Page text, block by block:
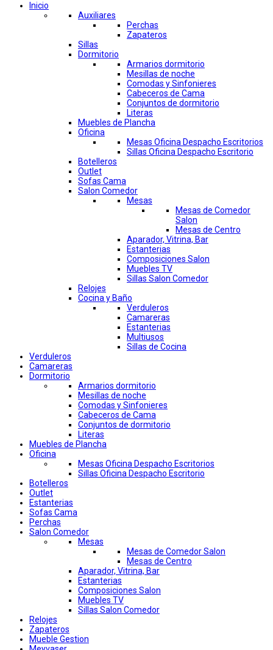
Inicio
Auxiliares
Perchas
Zapateros
Sillas
Dormitorio
Armarios dormitorio
Mesillas de noche
Comodas y Sinfonieres
Cabeceros de Cama
Conjuntos de dormitorio
Literas
Muebles de Plancha
Oficina
Mesas Oficina Despacho Escritorios
Sillas Oficina Despacho Escritorio
Botelleros
Outlet
Sofas Cama
Salon Comedor
Mesas
Mesas de Comedor
Salon
Mesas de Centro
Aparador, Vitrina, Bar
Estanterias
Composiciones Salon
Muebles TV
Sillas Salon Comedor
Relojes
Cocina y Baño
Verduleros
Camareras
Estanterias
Multiusos
Sillas de Cocina
Verduleros
Camareras
Dormitorio
Armarios dormitorio
Mesillas de noche
Comodas y Sinfonieres
Cabeceros de Cama
Conjuntos de dormitorio
Literas
Muebles de Plancha
Oficina
Mesas Oficina Despacho Escritorios
Sillas Oficina Despacho Escritorio
Botelleros
Outlet
Estanterias
Sofas Cama
Perchas
Salon Comedor
Mesas
Mesas de Comedor Salon
Mesas de Centro
Aparador, Vitrina, Bar
Estanterias
Composiciones Salon
Muebles TV
Sillas Salon Comedor
Relojes
Zapateros
Mueble Gestion